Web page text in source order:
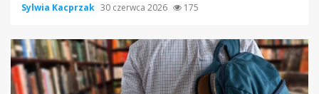
Sylwia Kacprzak 30 czerwca 2026 175